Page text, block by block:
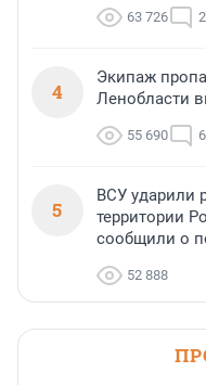
63 726
4
Экипаж
Ленобласти
55 690
5
ВСУ ударили
территории
сообщили о
52 888